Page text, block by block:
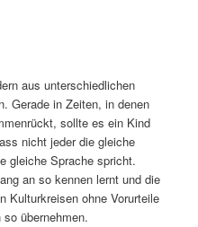
aus unterschiedlichen
Gerade in Zeiten, in denen
sollte es ein Kind
nicht jeder die gleiche
gleiche Sprache spricht.
an so kennen lernt und die
Kulturkreisen ohne Vorurteile
übernehmen.